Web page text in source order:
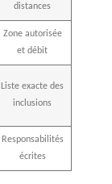
distances
Zone autorisée
et débit
Liste exacte des
inclusions
Responsabilités
écrites